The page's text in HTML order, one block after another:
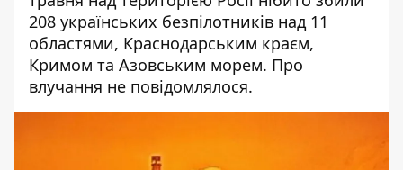
208 українських безпілотників над 11
областями, Краснодарським краєм,
Кримом та Азовським морем. Про
влучання не повідомлялося.